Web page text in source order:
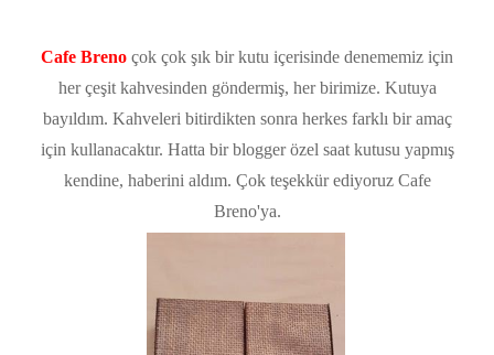
Cafe Breno çok çok şık bir kutu içerisinde denememiz için
her çeşit kahvesinden göndermiş, her birimize. Kutuya
bayıldım. Kahveleri bitirdikten sonra herkes farklı bir amaç
için kullanacaktır. Hatta bir blogger özel saat kutusu yapmış
kendine, haberini aldım. Çok teşekkür ediyoruz Cafe
Breno'ya.